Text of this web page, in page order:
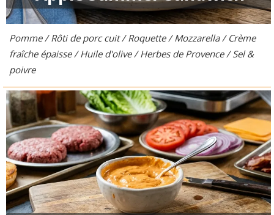
Pomme / Rôti de porc cuit / Roquette / Mozzarella / Crème
fraîche épaisse / Huile d'olive / Herbes de Provence / Sel &
poivre